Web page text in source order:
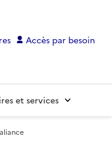
Accès par besoin
et services